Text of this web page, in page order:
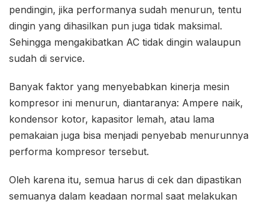
pendingin, jika performanya sudah menurun, tentu
dingin yang dihasilkan pun juga tidak maksimal.
Sehingga mengakibatkan AC tidak dingin walaupun
sudah di service.
Banyak faktor yang menyebabkan kinerja mesin
kompresor ini menurun, diantaranya: Ampere naik,
kondensor kotor, kapasitor lemah, atau lama
pemakaian juga bisa menjadi penyebab menurunnya
performa kompresor tersebut.
Oleh karena itu, semua harus di cek dan dipastikan
semuanya dalam keadaan normal saat melakukan